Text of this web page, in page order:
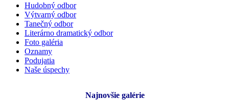
Hudobný odbor
Výtvarný odbor
Tanečný odbor
Literárno dramatický odbor
Foto galéria
Oznamy
Podujatia
Naše úspechy
Najnovšie galérie